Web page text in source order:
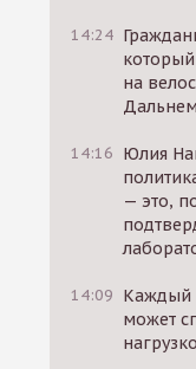
14:24
на
14:16 Юлия
— это,
14:09 Каждый
может